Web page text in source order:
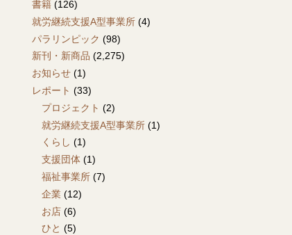
書籍(126)
就労継続支援A型事業所(4)
パラリンピック (98)
新刊・新商品 (2,275)
お知らせ(1)
レポート (33)
プロジェクト (2)
就労継続支援A型事業所(1)
くらし (1)
支援団体(1)
福祉事業所(7)
企業(12)
お店(6)
ひと (5)